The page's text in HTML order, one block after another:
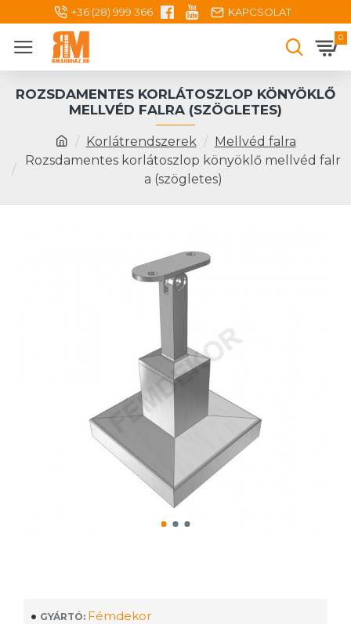
+36 (28) 999 366 KAPCSOLAT
0
Korlátrendszerek
Mellvéd falra
Rozsdamentes korlátoszlop könyöklő mellvéd falr
a (szögletes)
ROZSDAMENTES KORLÁTOSZLOP KÖNYÖKLŐ
MELLVÉD FALRA (SZÖGLETES)
GYÁRTÓ: Fémdekor